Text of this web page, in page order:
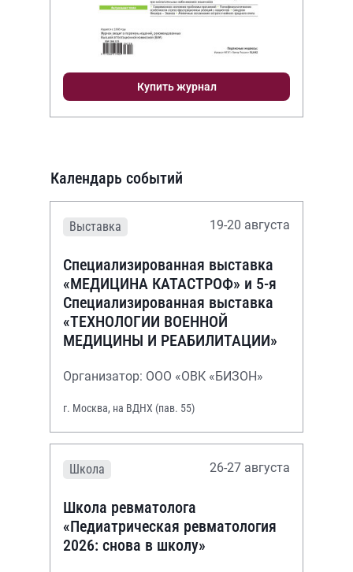
Купить журнал
Календарь событий
Выставка 19-20 августа
Специализированная выставка
«МЕДИЦИНА КАТАСТРОФ» и 5-я
Специализированная выставка
«ТЕХНОЛОГИИ ВОЕННОЙ
МЕДИЦИНЫ И РЕАБИЛИТАЦИИ»
Организатор: ООО «ОВК «БИЗОН»
г. Москва, на ВДНХ (пав. 55)
Школа 26-27 августа
Школа ревматолога
«Педиатрическая ревматология
2026: снова в школу»